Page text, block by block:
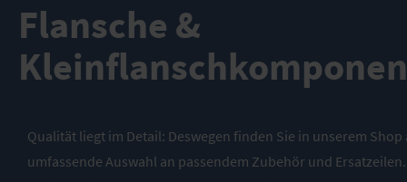
Flansche &
Qualität liegt im Detail: Deswegen finden Sie in unserem Shop
umfassende Auswahl an passendem Zubehör und